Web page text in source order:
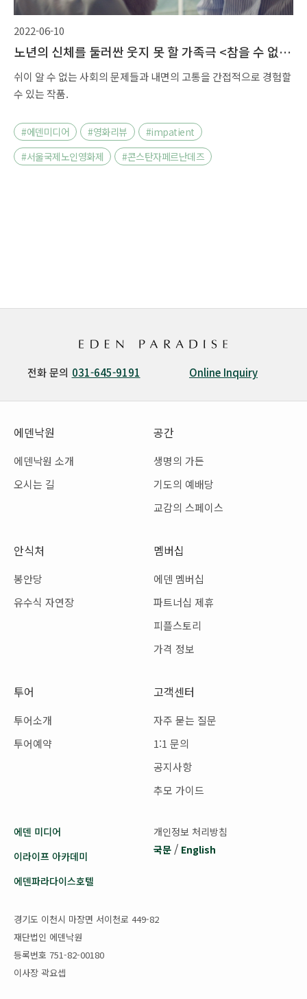
2022-06-10
노년의 신체를 둘러싼 웃지 못 할 가족극 <참을 수 없는
존재의 하찮음>(2021)
쉬이 알 수 없는 사회의 문제들과 내면의 고통을 간접적으로 경험할
수 있는 작품.
#에덴미디어 #영화리뷰
#impatient
#서울국제노인영화제
#콘스탄자페르난데즈
전화 문의 031-645-9191 Online Inquiry
에덴낙원
에덴낙원 소개
오시는 길
공간
생명의 가든
기도의 예배당
교감의 스페이스
안식처
봉안당
유수식 자연장
멤버십
에덴 멤버십
파트너십 제휴
피플스토리
가격 정보
투어
투어소개
투어예약
고객센터
자주 묻는 질문
1:1 문의
공지사항
추모 가이드
에덴 미디어
이라이프 아카데미
에덴파라다이스호텔
개인정보 처리방침
국문 / English
경기도 이천시 마장면 서이천로 449-82
재단법인 에덴낙원
등록번호 751-82-00180
이사장 곽요셉